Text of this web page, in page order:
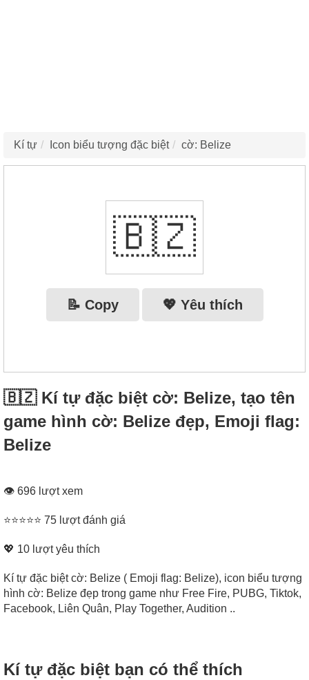
Kí tự Icon biểu tượng đặc biệt cờ: Belize
🇧🇿
📝 Copy 💖 Yêu thích
🇧🇿 Kí tự đặc biệt cờ: Belize, tạo tên
game hình cờ: Belize đẹp, Emoji flag:
Belize
👁 696 lượt xem
⭐⭐⭐⭐⭐ 75 lượt đánh giá
💖 10 lượt yêu thích
Kí tự đặc biệt cờ: Belize ( Emoji flag: Belize), icon biểu tượng
hình cờ: Belize đẹp trong game như Free Fire, PUBG, Tiktok,
Facebook, Liên Quân, Play Together, Audition ..
Kí tự đặc biệt bạn có thể thích